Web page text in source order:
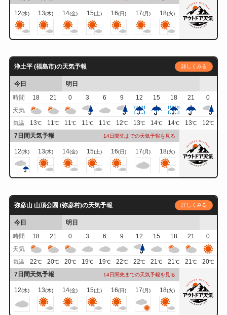
12(水) 13(木) 14(金) 15(土) 16(日) 17(月) 18(火)
浄土平 (福島市)の天気予報 詳しくみる
今日
明日
時間
18 21 0 3 6 9 12 15 18 21
0
天気
気温 13℃ 11℃ 11℃ 11℃ 11℃ 12℃ 13℃ 14℃ 14℃ 13℃ 12℃
7日間天気予報 14日間先までの天気予報を見る
12(水) 13(木) 14(金) 15(土) 16(日) 17(月) 18(火)
弥彦山 山頂公園 (弥彦村)の天気予報 詳しくみる
今日
明日
時間
18 21 0 3 6 9 12 15 18 21
0
天気
気温 22℃ 20℃ 20℃ 19℃ 19℃ 22℃ 22℃ 21℃ 21℃ 21℃ 20℃
7日間天気予報 14日間先までの天気予報を見る
12(水) 13(木) 14(金) 15(土) 16(日) 17(月) 18(火)